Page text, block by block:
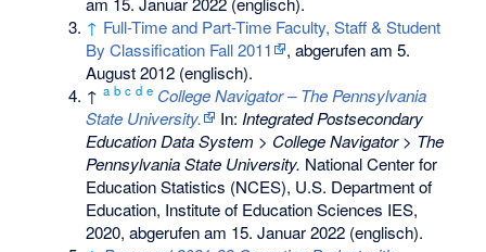
↑ Full-Time and Part-Time Faculty, Staff & Student
By Classification Fall 2011
, abgerufen am 5.
August 2012 (englisch).
↑a b c d e College Navigator – The Pennsylvania
State University.
In: Integrated Postsecondary
Education Data System > College Navigator > The
Pennsylvania State University. National Center for
Education Statistics (NCES), U.S. Department of
Education, Institute of Education Sciences IES,
2020, abgerufen am 15. Januar 2022 (englisch).